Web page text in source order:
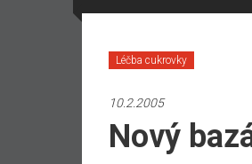
Léčba cukrovky
10.2.2005
Nový